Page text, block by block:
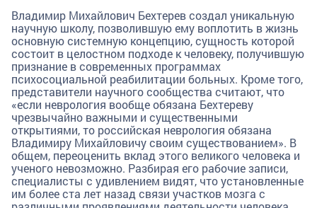
Владимир Михайлович Бехтерев создал уникальную
научную школу, позволившую ему воплотить в жизнь
основную системную концепцию, сущность которой
состоит в целостном подходе к человеку, получившую
признание в современных программах
психосоциальной реабилитации больных. Кроме того,
представители научного сообщества считают, что
«если неврология вообще обязана Бехтереву
чрезвычайно важными и существенными
открытиями, то российская неврология обязана
Владимиру Михайловичу своим существованием». В
общем, переоценить вклад этого великого человека и
ученого невозможно. Разбирая его рабочие записи,
специалисты с удивлением видят, что установленные
им более ста лет назад связи участков мозга с